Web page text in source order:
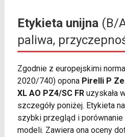
Etykieta unijna(B/
paliwa,
Zgodnie z europejskimi
2020/740) opona Pirelli P
XL AO PZ4/SC FRuzyskała
szczegóły poniżej. Etykieta
szybki przegląd i porównanie
modeli. Zawiera ona oceny